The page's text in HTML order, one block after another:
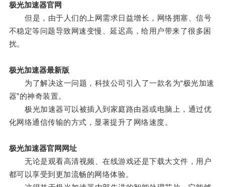
极光加速器官网
但是，由于人们的上网需求日益增长，网络拥塞、信号
不稳定等问题导致网速变慢、延迟高，给用户带来了很多困
扰。
极光加速器最新版
为了解决这一问题，科技公司引入了一款名为“极光加速
器”的神奇装置。
极光加速器可以被插入到家庭路由器或电脑上，通过优
化网络通信传输的方式，显著提升了网络速度。
极光加速器官网网址
无论是观看高清视频、在线游戏还是下载大文件，用户
都可以享受到更加流畅的网络体验。